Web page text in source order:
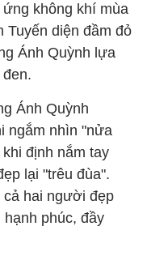
không khí mùa
Tuyến diện đầm đỏ
Ánh Quỳnh lựa
Ánh Quỳnh
ngắm nhìn "nửa
định nắm tay
lại "trêu đùa".
hai người đẹp
phúc, đầy